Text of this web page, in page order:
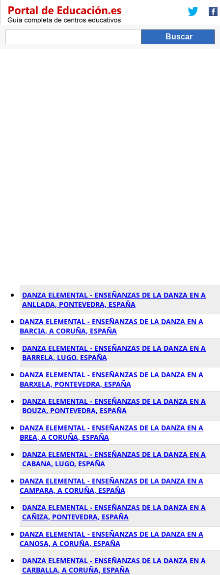
DANZA ELEMENTAL - ENSEÑANZAS DE LA DANZA EN A
ANLLADA, PONTEVEDRA, ESPAÑA
DANZA ELEMENTAL - ENSEÑANZAS DE LA DANZA EN A
BARCIA, A CORUÑA, ESPAÑA
DANZA ELEMENTAL - ENSEÑANZAS DE LA DANZA EN A
BARRELA, LUGO, ESPAÑA
DANZA ELEMENTAL - ENSEÑANZAS DE LA DANZA EN A
BARXELA, PONTEVEDRA, ESPAÑA
DANZA ELEMENTAL - ENSEÑANZAS DE LA DANZA EN A
BOUZA, PONTEVEDRA, ESPAÑA
DANZA ELEMENTAL - ENSEÑANZAS DE LA DANZA EN A
BREA, A CORUÑA, ESPAÑA
DANZA ELEMENTAL - ENSEÑANZAS DE LA DANZA EN A
CABANA, LUGO, ESPAÑA
DANZA ELEMENTAL - ENSEÑANZAS DE LA DANZA EN A
CAMPARA, A CORUÑA, ESPAÑA
DANZA ELEMENTAL - ENSEÑANZAS DE LA DANZA EN A
CAÑIZA, PONTEVEDRA, ESPAÑA
DANZA ELEMENTAL - ENSEÑANZAS DE LA DANZA EN A
CANOSA, A CORUÑA, ESPAÑA
DANZA ELEMENTAL - ENSEÑANZAS DE LA DANZA EN A
CARBALLA, A CORUÑA, ESPAÑA